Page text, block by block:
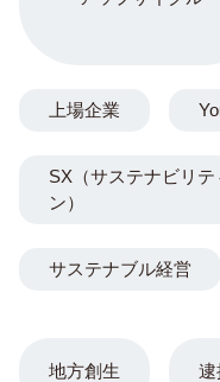
地方創生 逮
上場企業
SX（サステナビリ
ン）
サステナブル経営